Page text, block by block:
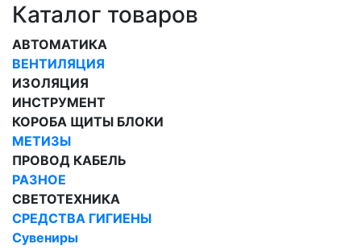
Каталог товаров
АВТОМАТИКА
ВЕНТИЛЯЦИЯ
ИЗОЛЯЦИЯ
ИНСТРУМЕНТ
КОРОБА ЩИТЫ БЛОКИ
МЕТИЗЫ
ПРОВОД КАБЕЛЬ
РАЗНОЕ
СВЕТОТЕХНИКА
СРЕДСТВА ГИГИЕНЫ
Сувениры